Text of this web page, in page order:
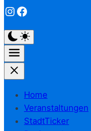
Instagram
Facebook
Home
Veranstaltungen
StadtTicker